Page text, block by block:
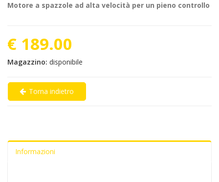
Motore a spazzole ad alta velocità per un pieno controllo
€ 189.00
Magazzino: disponibile
Torna indietro
Informazioni